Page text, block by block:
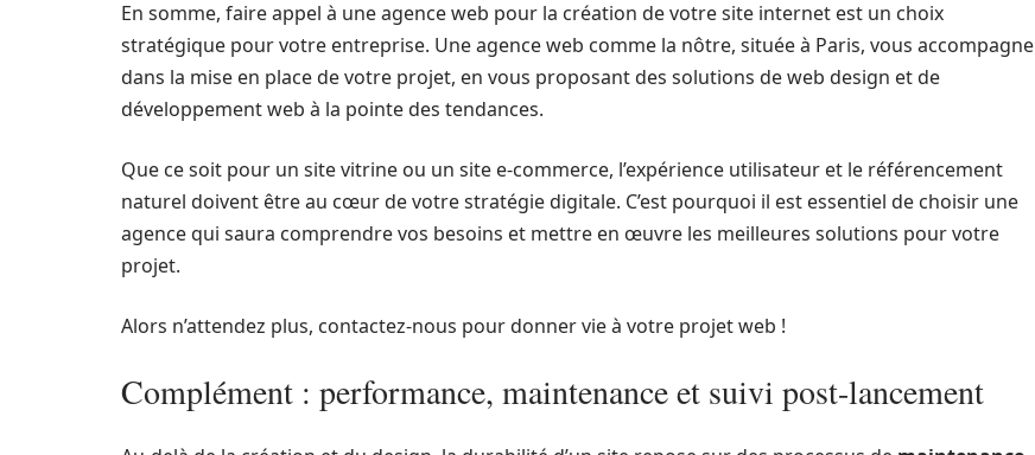
En somme, faire appel à une agence web pour la création de votre site internet est un choix
stratégique pour votre entreprise. Une agence web comme la nôtre, située à Paris, vous accompagne
dans la mise en place de votre projet, en vous proposant des solutions de web design et de
développement web à la pointe des tendances.
Que ce soit pour un site vitrine ou un site e-commerce, l’expérience utilisateur et le référencement
naturel doivent être au cœur de votre stratégie digitale. C’est pourquoi il est essentiel de choisir une
agence qui saura comprendre vos besoins et mettre en œuvre les meilleures solutions pour votre
projet.
Alors n’attendez plus, contactez-nous pour donner vie à votre projet web !
Complément : performance, maintenance et suivi post-lancement